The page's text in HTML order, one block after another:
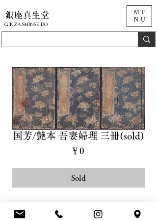
ME
NU
銀座真生堂
​GINZA SHINSEIDO
国芳/艶本 吾妻婦理 三冊(sold)
￥0価
Sold
商品詳細 Details